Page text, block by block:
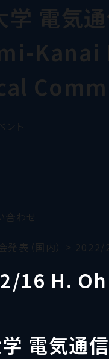
学 電気
ント
合わせ
発表（国内） > 2022/
16 H.
電気通